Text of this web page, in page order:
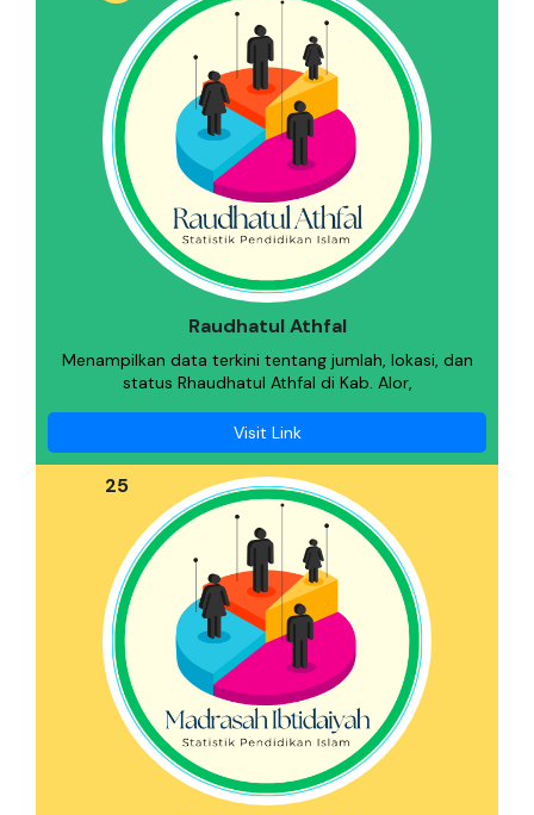
Raudhatul Athfal
Menampilkan data terkini tentang jumlah, lokasi, dan
status Rhaudhatul Athfal di Kab. Alor,
Visit Link
25